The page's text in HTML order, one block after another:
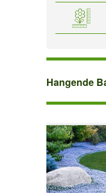
Hangende
Twist®'
Hangende